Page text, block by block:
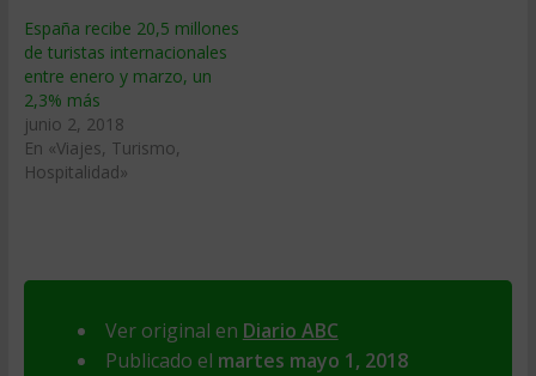
España recibe 20,5 millones
de turistas internacionales
entre enero y marzo, un
2,3% más
junio 2, 2018
En «Viajes, Turismo,
Hospitalidad»
Ver original en Diario ABC
Publicado el martes mayo 1, 2018